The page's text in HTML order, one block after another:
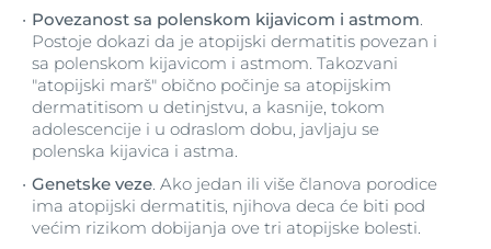
Povezanost sa polenskom kijavicom i astmom.
Postoje dokazi da je atopijski dermatitis povezan i
sa polenskom kijavicom i astmom. Takozvani
"atopijski marš" obično počinje sa atopijskim
dermatitisom u detinjstvu, a kasnije, tokom
adolescencije i u odraslom dobu, javljaju se
polenska kijavica i astma.
Genetske veze. Ako jedan ili više članova porodice
ima atopijski dermatitis, njihova deca će biti pod
većim rizikom dobijanja ove tri atopijske bolesti.